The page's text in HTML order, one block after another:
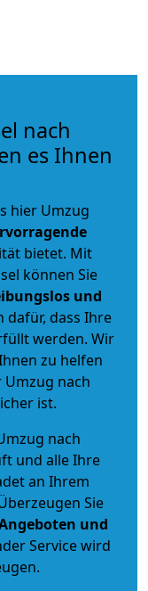
nach
es Ihnen
hier Umzug
bietet. Mit
können Sie
und
dass Ihre
werden. Wir
zu helfen
nach
ist.
nach
und alle Ihre
an Ihrem
Sie
und
Service wird